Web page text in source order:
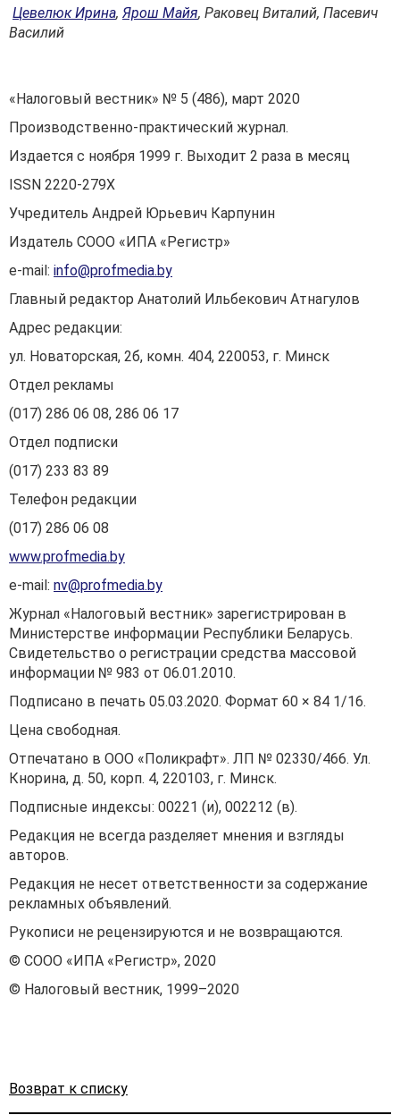
Цевелюк Ирина, Ярош Майя, Раковец Виталий, Пасевич
Василий
«Налоговый вестник» № 5 (486), март 2020
Производственно-практический журнал.
Издается с ноября 1999 г. Выходит 2 раза в месяц
ISSN 2220-279X
Учредитель Андрей Юрьевич Карпунин
Издатель СООО «ИПА «Регистр»
е-mail: info@profmedia.by
Главный редактор Анатолий Ильбекович Атнагулов
Адрес редакции:
ул. Новаторская, 2б, комн. 404, 220053, г. Минск
Отдел рекламы
(017) 286 06 08, 286 06 17
Отдел подписки
(017) 233 83 89
Телефон редакции
(017) 286 06 08
www.profmedia.by
е-mail: nv@profmedia.by
Журнал «Налоговый вестник» зарегистрирован в
Министерстве информации Республики Беларусь.
Свидетельство о регистрации средства массовой
информации № 983 от 06.01.2010.
Подписано в печать 05.03.2020. Формат 60 × 84 1/16.
Цена свободная.
Отпечатано в ООО «Поликрафт». ЛП № 02330/466. Ул.
Кнорина, д. 50, корп. 4, 220103, г. Минск.
Подписные индексы: 00221 (и), 002212 (в).
Редакция не всегда разделяет мнения и взгляды
авторов.
Редакция не несет ответственности за содержание
рекламных объявлений.
Рукописи не рецензируются и не возвращаются.
© СООО «ИПА «Регистр», 2020
© Налоговый вестник, 1999–2020
Возврат к списку